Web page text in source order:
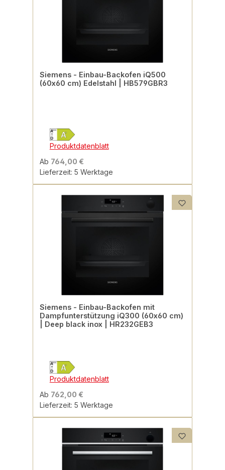
Siemens - Einbau-Backofen iQ500
(60x60 cm) Edelstahl | HB579GBR3
Produktdatenblatt
Ab 764,00 €
Lieferzeit: 5 Werktage
Siemens - Einbau-Backofen mit
Dampfunterstützung iQ300 (60x60 cm)
| Deep black inox | HR232GEB3
Produktdatenblatt
Ab 762,00 €
Lieferzeit: 5 Werktage